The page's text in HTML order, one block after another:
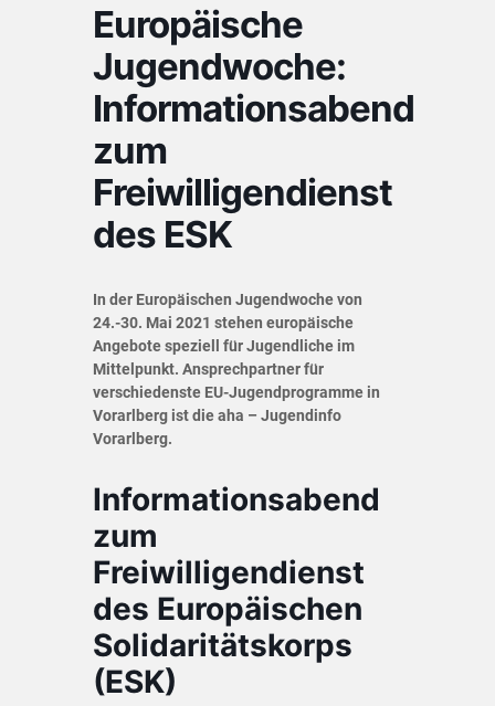
Europäische
Jugendwoche:
Informationsabend
zum
Freiwilligendienst
des ESK
In der Europäischen Jugendwoche von
24.-30. Mai 2021 stehen europäische
Angebote speziell für Jugendliche im
Mittelpunkt. Ansprechpartner für
verschiedenste EU-Jugendprogramme in
Vorarlberg ist die aha – Jugendinfo
Vorarlberg.
Informationsabend
zum
Freiwilligendienst
des Europäischen
Solidaritätskorps
(ESK)